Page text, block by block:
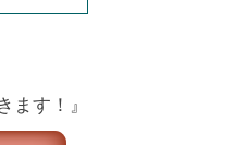
ます！』